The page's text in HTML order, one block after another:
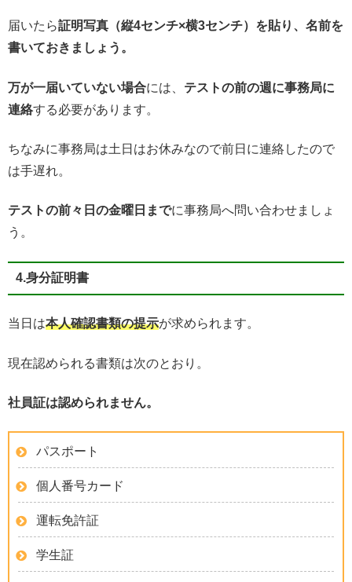
届いたら証明写真（縦4センチ×横3センチ）を貼り、名前を
書いておきましょう。
万が一届いていない場合には、 テストの前の週に事務局に
連絡する必要があります。
ちなみに事務局は土日はお休みなので前日に連絡したので
は手遅れ。
テストの前々日の金曜日までに事務局へ問い合わせましょ
う。
4.身分証明書
当日は本人確認書類の提示が求められます。
現在認められる書類は次のとおり。
社員証は認められません。
パスポート
個人番号カード
運転免許証
学生証